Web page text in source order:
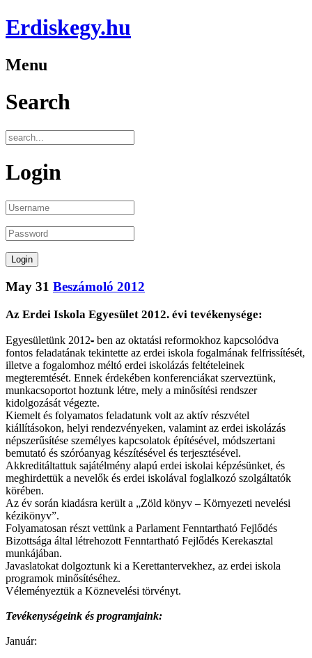
Erdiskegy.hu
Menu
Search
Login
May 31 Beszámoló 2012
Az Erdei Iskola Egyesület 2012. évi tevékenysége:
Egyesületünk 2012- ben az oktatási reformokhoz kapcsolódva
fontos feladatának tekintette az erdei iskola fogalmának felfrissítését,
illetve a fogalomhoz méltó erdei iskolázás feltételeinek
megteremtését. Ennek érdekében konferenciákat szerveztünk,
munkacsoportot hoztunk létre, mely a minősítési rendszer
kidolgozását végezte.
Kiemelt és folyamatos feladatunk volt az aktív részvétel
kiállításokon, helyi rendezvényeken, valamint az erdei iskolázás
népszerűsítése személyes kapcsolatok építésével, módszertani
bemutató és szóróanyag készítésével és terjesztésével.
Akkreditáltattuk sajátélmény alapú erdei iskolai képzésünket, és
meghirdettük a nevelők és erdei iskolával foglalkozó szolgáltatók
körében.
Az év során kiadásra került a „Zöld könyv – Környezeti nevelési
kézikönyv”.
Folyamatosan részt vettünk a Parlament Fenntartható Fejlődés
Bizottsága által létrehozott Fenntartható Fejlődés Kerekasztal
munkájában.
Javaslatokat dolgoztunk ki a Kerettantervekhez, az erdei iskola
programok minősítéséhez.
Véleményeztük a Köznevelési törvényt.
Tevékenységeink és programjaink:
Január: